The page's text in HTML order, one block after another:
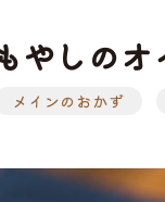
やしの
メインのおかず